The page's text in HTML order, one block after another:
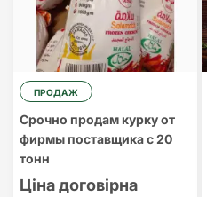
ПРОДАЖ
Срочно продам курку от
фирмы поставщика с 20
тонн
Ціна договірна